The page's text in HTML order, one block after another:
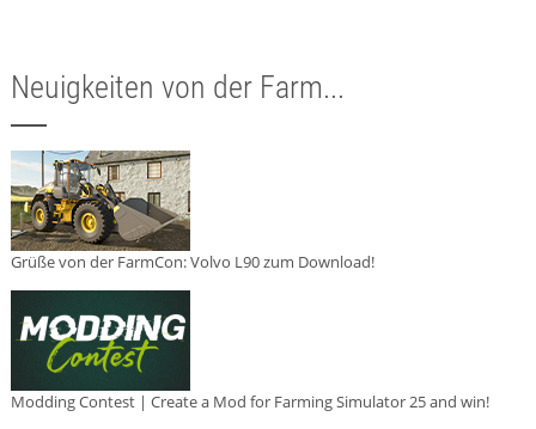
Neuigkeiten von der Farm...
Grüße von der FarmCon: Volvo L90 zum Download!
Modding Contest | Create a Mod for Farming Simulator 25 and win!